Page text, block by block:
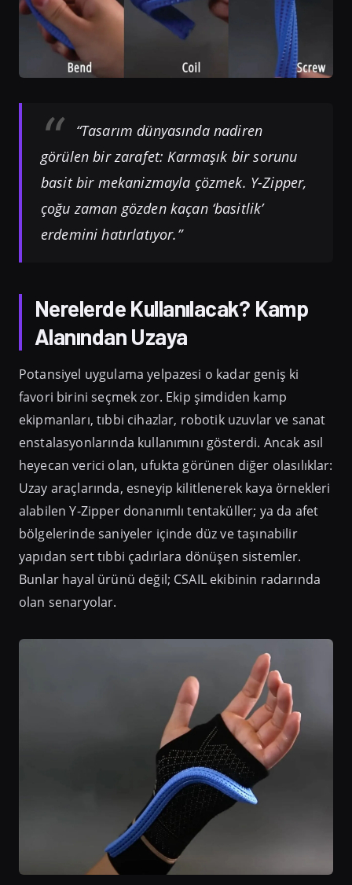
“Tasarım dünyasında nadiren
görülen bir zarafet: Karmaşık bir sorunu
basit bir mekanizmayla çözmek. Y-Zipper,
çoğu zaman gözden kaçan ‘basitlik’
erdemini hatırlatıyor.”
Nerelerde Kullanılacak? Kamp
Alanından Uzaya
Potansiyel uygulama yelpazesi o kadar geniş ki
favori birini seçmek zor. Ekip şimdiden kamp
ekipmanları, tıbbi cihazlar, robotik uzuvlar ve sanat
enstalasyonlarında kullanımını gösterdi. Ancak asıl
heyecan verici olan, ufukta görünen diğer olasılıklar:
Uzay araçlarında, esneyip kilitlenerek kaya örnekleri
alabilen Y-Zipper donanımlı tentaküller; ya da afet
bölgelerinde saniyeler içinde düz ve taşınabilir
yapıdan sert tıbbi çadırlara dönüşen sistemler.
Bunlar hayal ürünü değil; CSAIL ekibinin radarında
olan senaryolar.